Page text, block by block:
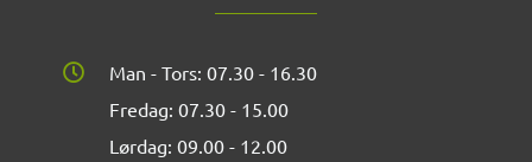
Man - Tors: 07.30 - 16.30
Fredag: 07.30 - 15.00
Lørdag: 09.00 - 12.00